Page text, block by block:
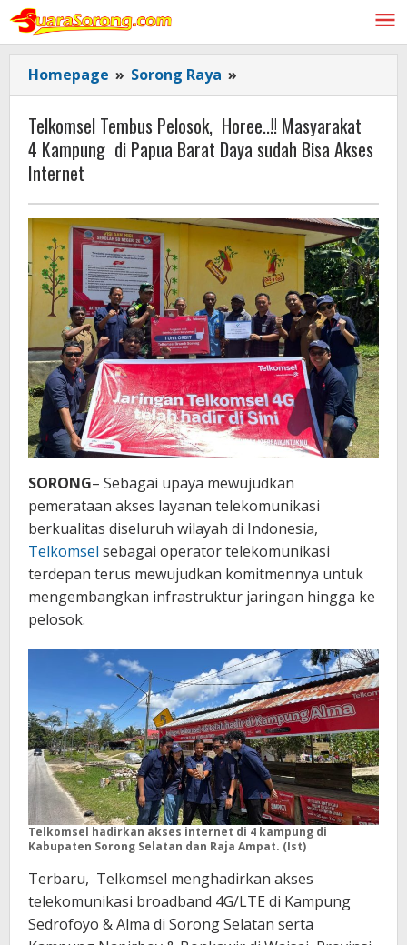
Lewati
konten
Homepage » Sorong Raya »
Tembus
Pelosok,
Horee..!!
Masyarakat
Kampung
di
Papua
Barat
Daya
sudah
Bisa
Akses
Internet
Telkomsel Tembus Pelosok, Horee..!! Masyarakat
4 Kampung di Papua Barat Daya sudah Bisa Akses
Internet
SORONG– Sebagai upaya mewujudkan
pemerataan akses layanan telekomunikasi
berkualitas diseluruh wilayah di Indonesia,
Telkomsel sebagai operator telekomunikasi
terdepan terus mewujudkan komitmennya untuk
mengembangkan infrastruktur jaringan hingga ke
pelosok.
Telkomsel hadirkan akses internet di 4 kampung di
Kabupaten Sorong Selatan dan Raja Ampat. (Ist)
Terbaru, Telkomsel menghadirkan akses
telekomunikasi broadband 4G/LTE di Kampung
Sedrofoyo & Alma di Sorong Selatan serta